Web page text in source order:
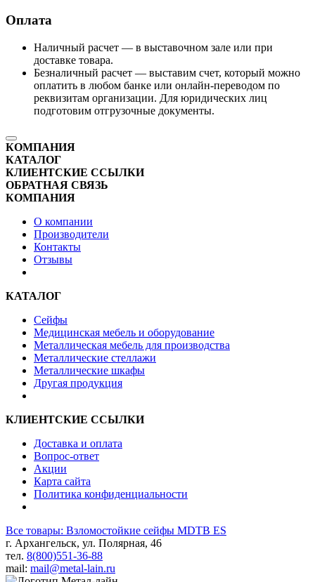
Оплата
Наличный расчет — в выставочном зале или при
доставке товара.
Безналичный расчет — выставим счет, который можно
оплатить в любом банке или онлайн-переводом по
реквизитам организации. Для юридических лиц
подготовим отгрузочные документы.
КОМПАНИЯ
КАТАЛОГ
КЛИЕНТСКИЕ ССЫЛКИ
ОБРАТНАЯ СВЯЗЬ
КОМПАНИЯ
О компании
Производители
Контакты
Отзывы
КАТАЛОГ
Сейфы
Медицинская мебель и оборудование
Металлическая мебель для производства
Металлические стеллажи
Металлические шкафы
Другая продукция
КЛИЕНТСКИЕ ССЫЛКИ
Доставка и оплата
Вопрос-ответ
Акции
Карта сайта
Политика конфиденциальности
Все товары: Взломостойкие сейфы MDTB ES
г. Архангельск, ул. Полярная, 46
тел. 8(800)551-36-88
mail: mail@metal-lain.ru